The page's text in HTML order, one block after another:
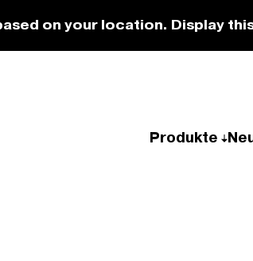
on your location. Display
Produkte